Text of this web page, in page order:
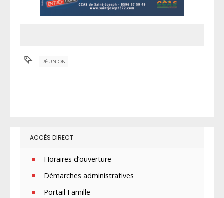
RÉUNION
ACCÈS DIRECT
Horaires d’ouverture
Démarches administratives
Portail Famille